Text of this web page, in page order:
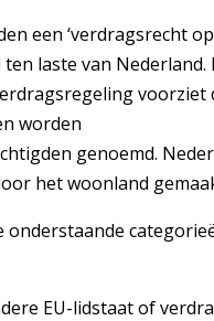
een ‘verdragsrecht
laste van Nederland.
voorziet
worden
genoemd.
het woonland
onderstaande
EU-lidstaat of